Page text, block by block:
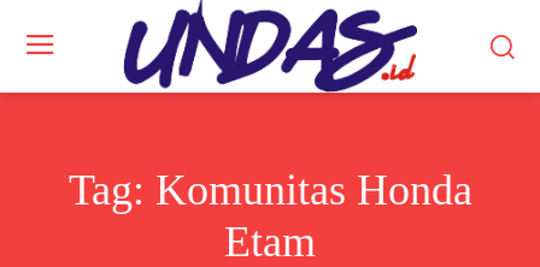
Tag: Komunitas Honda
Etam